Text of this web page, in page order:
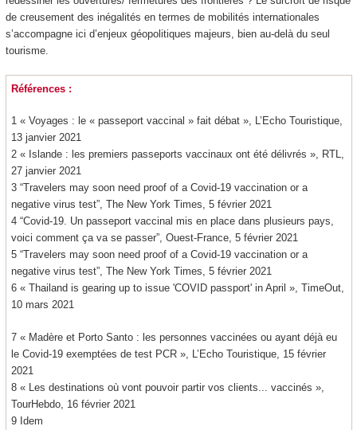
de creusement des inégalités en termes de mobilités internationales
s’accompagne ici d’enjeux géopolitiques majeurs, bien au-delà du seul
tourisme.
Références :
1 « Voyages : le « passeport vaccinal » fait débat », L’Echo Touristique,
13 janvier 2021
2 « Islande : les premiers passeports vaccinaux ont été délivrés », RTL,
27 janvier 2021
3 “Travelers may soon need proof of a Covid-19 vaccination or a
negative virus test”, The New York Times, 5 février 2021
4 “Covid-19. Un passeport vaccinal mis en place dans plusieurs pays,
voici comment ça va se passer”, Ouest-France, 5 février 2021
5 “Travelers may soon need proof of a Covid-19 vaccination or a
negative virus test”, The New York Times, 5 février 2021
6 « Thailand is gearing up to issue 'COVID passport' in April », TimeOut,
10 mars 2021
7 « Madère et Porto Santo : les personnes vaccinées ou ayant déjà eu
le Covid-19 exemptées de test PCR », L’Echo Touristique, 15 février
2021
8 « Les destinations où vont pouvoir partir vos clients... vaccinés »,
TourHebdo, 16 février 2021
9 Idem